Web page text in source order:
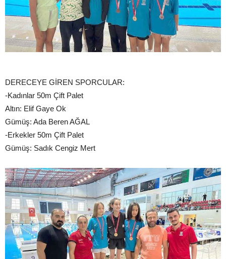
DERECEYE GİREN SPORCULAR:
-Kadınlar 50m Çift Palet
Altın: Elif Gaye Ok
Gümüş: Ada Beren AĞAL
-Erkekler 50m Çift Palet
Gümüş: Sadık Cengiz Mert